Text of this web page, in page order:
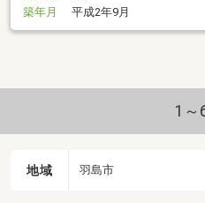
築年月
平成2年9月
1～
地域 羽島市